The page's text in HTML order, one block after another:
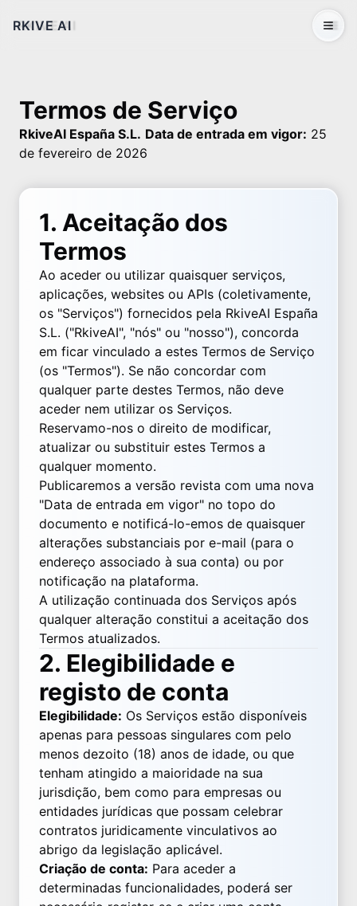
RKIVE AI
Termos de Serviço
RkiveAI España S.L. Data de entrada em vigor: 25
de fevereiro de 2026
1. Aceitação dos
Termos
Ao aceder ou utilizar quaisquer serviços,
aplicações, websites ou APIs (coletivamente,
os "Serviços") fornecidos pela RkiveAI España
S.L. ("RkiveAI", "nós" ou "nosso"), concorda
em ficar vinculado a estes Termos de Serviço
(os "Termos"). Se não concordar com
qualquer parte destes Termos, não deve
aceder nem utilizar os Serviços.
Reservamo-nos o direito de modificar,
atualizar ou substituir estes Termos a
qualquer momento.
Publicaremos a versão revista com uma nova
"Data de entrada em vigor" no topo do
documento e notificá-lo-emos de quaisquer
alterações substanciais por e-mail (para o
endereço associado à sua conta) ou por
notificação na plataforma.
A utilização continuada dos Serviços após
qualquer alteração constitui a aceitação dos
Termos atualizados.
2. Elegibilidade e
registo de conta
Elegibilidade: Os Serviços estão disponíveis
apenas para pessoas singulares com pelo
menos dezoito (18) anos de idade, ou que
tenham atingido a maioridade na sua
jurisdição, bem como para empresas ou
entidades jurídicas que possam celebrar
contratos juridicamente vinculativos ao
abrigo da legislação aplicável.
Criação de conta: Para aceder a
determinadas funcionalidades, poderá ser